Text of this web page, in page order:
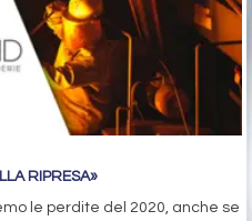
RIPRESA»
le perdite del 2020, anche se